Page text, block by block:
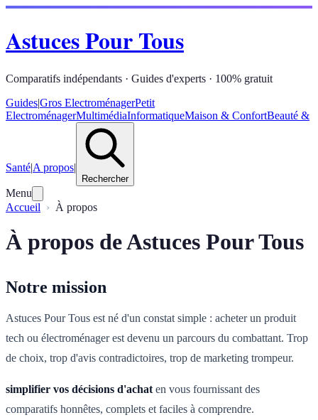
Astuces Pour Tous
Comparatifs indépendants · Guides d'experts · 100% gratuit
Guides|Gros ElectroménagerPetit
ElectroménagerMultimédiaInformatiqueMaison & ConfortBeauté &
Santé|A propos|
Rechercher
Menu
Accueil
À propos
À propos de Astuces Pour Tous
Notre mission
Astuces Pour Tous est né d'un constat simple : acheter un produit
tech ou électroménager est devenu un parcours du combattant. Trop
de choix, trop d'avis contradictoires, trop de marketing trompeur.
simplifier vos décisions d'achat en vous fournissant des
comparatifs honnêtes, complets et faciles à comprendre.